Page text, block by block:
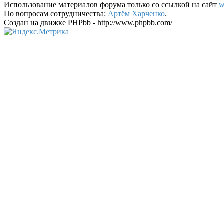
Использование материалов форума только со ссылкой на сайт
По вопросам сотрудничества: Артём Харченко.
Создан на движке PHPbb - http://www.phpbb.com/